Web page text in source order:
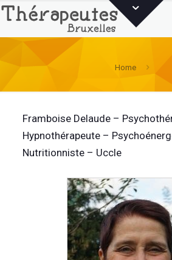
Home
Framboise Delaude –
Hypnothérapeute –
Nutritionniste – Uccle